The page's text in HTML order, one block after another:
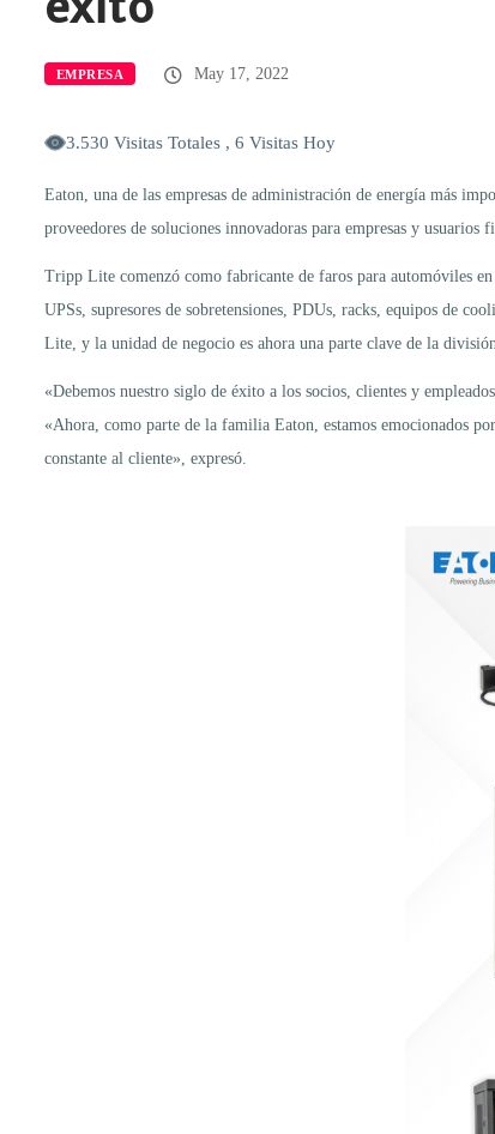
EMPRESA May 17, 2022
3.530 Visitas Totales , 6 Visitas Hoy
Eaton, una de las empresas de administración de energía más
proveedores de soluciones innovadoras para empresas y usuarios
Tripp Lite comenzó como fabricante de faros para automóviles
UPSs, supresores de sobretensiones, PDUs, racks, equipos de
Lite, y la unidad de negocio es ahora una parte clave de la
«Debemos nuestro siglo de éxito a los socios, clientes y
«Ahora, como parte de la familia Eaton, estamos emocionados
constante al cliente», expresó.